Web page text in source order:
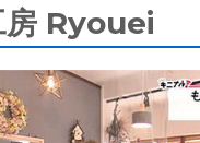
房 Ryouei